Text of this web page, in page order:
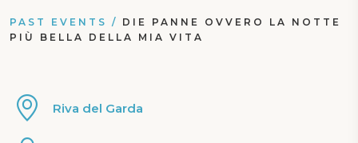
PAST EVENTS / DIE PANNE OVVERO LA NOTTE
PIÙ BELLA DELLA MIA VITA
Riva del Garda